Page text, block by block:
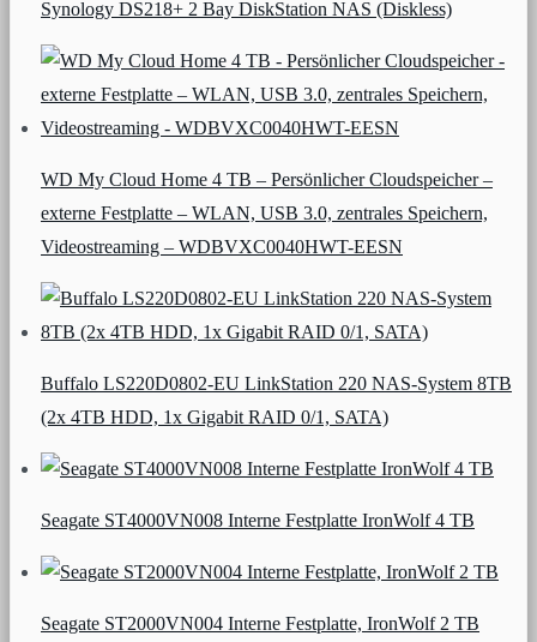
Synology DS218+ 2 Bay DiskStation NAS (Diskless)
WD My Cloud Home 4 TB – Persönlicher Cloudspeicher –
externe Festplatte – WLAN, USB 3.0, zentrales Speichern,
Videostreaming – WDBVXC0040HWT-EESN
Buffalo LS220D0802-EU LinkStation 220 NAS-System 8TB
(2x 4TB HDD, 1x Gigabit RAID 0/1, SATA)
Seagate ST4000VN008 Interne Festplatte IronWolf 4 TB
Seagate ST2000VN004 Interne Festplatte, IronWolf 2 TB